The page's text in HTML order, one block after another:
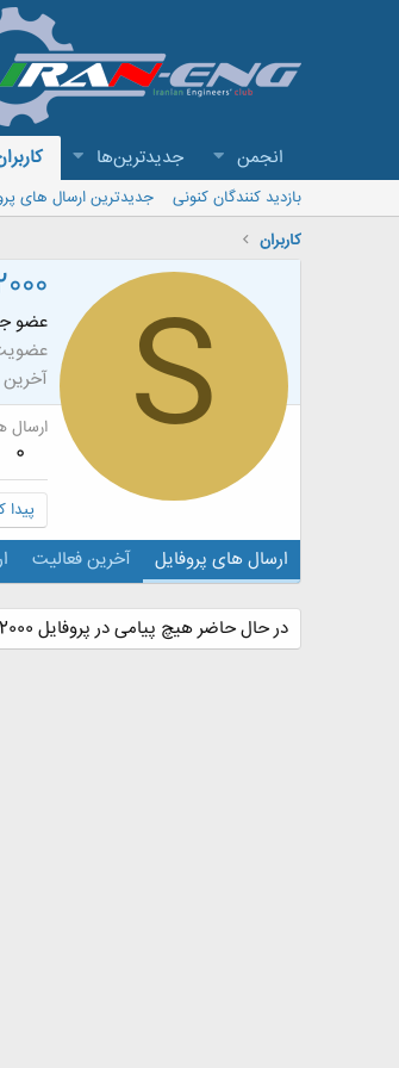
انجمن جدیدترین‌ها
بازدید کنندگان کنونی جدیدترین ارسال های
کاربران
S
عضو
آخرین
ارسال
0
پیدا
ارسال های پروفایل آخرین فعالیت
در حال حاضر هیچ پیامی در پروفایل sara12000 نیست.